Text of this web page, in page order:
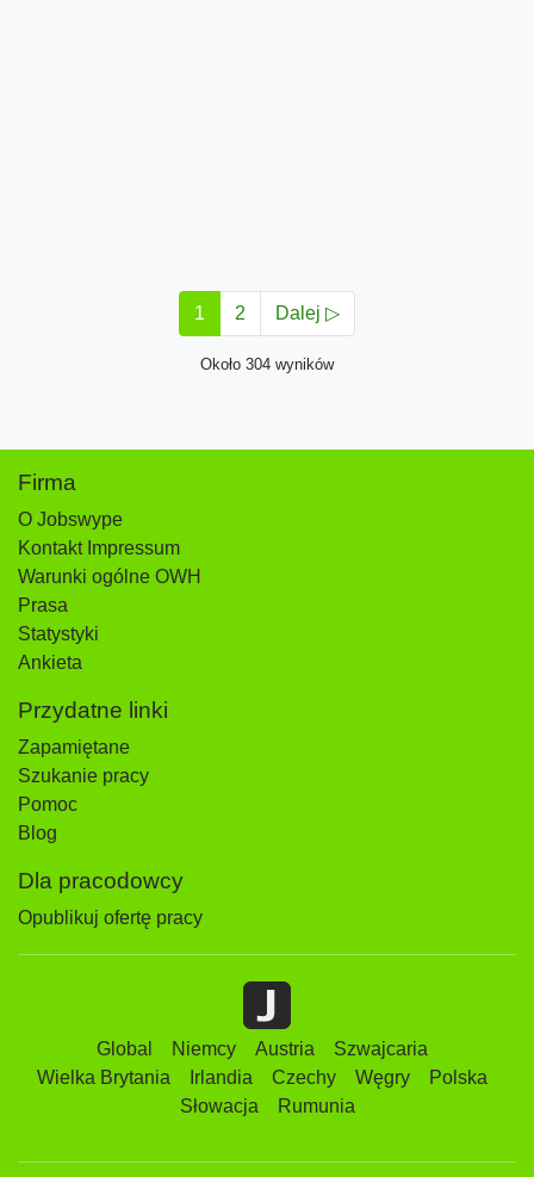
1 2 Dalej ▷
Około 304 wyników
Firma
O Jobswype
Kontakt Impressum
Warunki ogólne OWH
Prasa
Statystyki
Ankieta
Przydatne linki
Zapamiętane
Szukanie pracy
Pomoc
Blog
Dla pracodowcy
Opublikuj ofertę pracy
Global Niemcy Austria
Szwajcaria
Wielka Brytania
Irlandia Czechy Węgry
Polska
Słowacja
Rumunia